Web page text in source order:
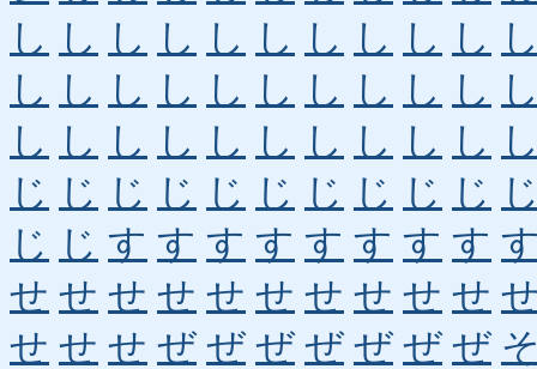
し し し し し し し し し し
し し し し し し し し し し
し し し し し し し し し し
じ じ じ じ じ じ じ じ じ じ
じ じ す す す す す す す す
せ せ せ せ せ せ せ せ せ せ
せ せ せ ぜ ぜ ぜ ぜ ぜ ぜ ぜ